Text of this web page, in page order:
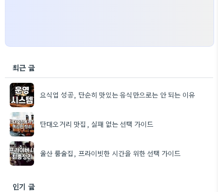
최근 글
요식업 성공, 단순히 맛있는 음식만으로는 안 되는 이유
단대오거리 맛집, 실패 없는 선택 가이드
울산 룸술집, 프라이빗한 시간을 위한 선택 가이드
인기 글